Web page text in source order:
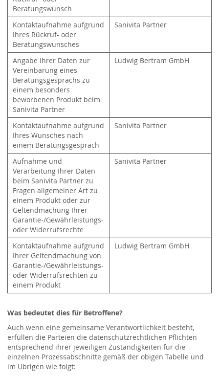
Beratungswunsch
Kontaktaufnahme aufgrund
Ihres Rückruf- oder
Beratungswunsches
Sanivita Partner
Angabe Ihrer Daten zur
Vereinbarung eines
Beratungsgesprächs zu
einem besonders
beworbenen Produkt beim
Sanivita Partner
Ludwig Bertram GmbH
Kontaktaufnahme aufgrund
Ihres Wunsches nach
einem Beratungsgespräch
Sanivita Partner
Aufnahme und
Verarbeitung Ihrer Daten
beim Sanivita Partner zu
Fragen allgemeiner Art zu
einem Produkt oder zur
Geltendmachung Ihrer
Garantie-/Gewährleistungs-
oder Widerrufsrechte
Sanivita Partner
Kontaktaufnahme aufgrund
Ihrer Geltendmachung von
Garantie-/Gewährleistungs-
oder Widerrufsrechten zu
einem Produkt
Ludwig Bertram GmbH
Was bedeutet dies für Betroffene?
Auch wenn eine gemeinsame Verantwortlichkeit besteht,
erfüllen die Parteien die datenschutzrechtlichen Pflichten
entsprechend ihrer jeweiligen Zuständigkeiten für die
einzelnen Prozessabschnitte gemäß der obigen Tabelle und
im Übrigen wie folgt: